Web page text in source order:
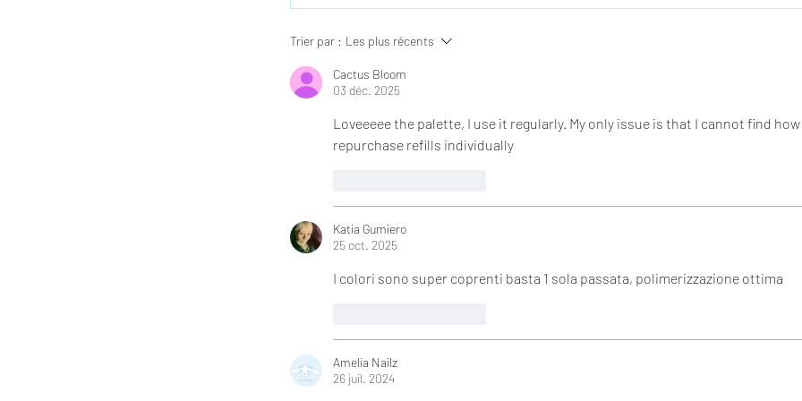
Trier par : Les plus récents
Cactus Bloom
03 déc. 2025
Loveeeee the palette, I use it regularly. My only issue is that I cannot find
repurchase refills individually
Katia Gumiero
25 oct. 2025
I colori sono super coprenti basta 1 sola passata, polimerizzazione ottima
Amelia Nailz
26 juil. 2024